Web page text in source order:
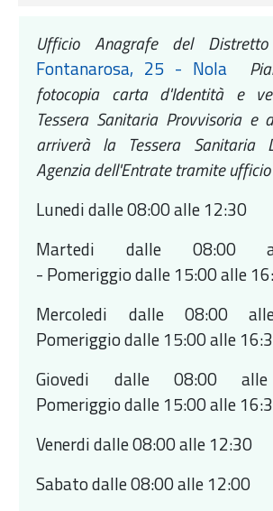
Ufficio Anagrafe del
Fontanarosa, 25 - Nola
fotocopia carta d'Identità e
Tessera Sanitaria Provvisoria e
arriverà la Tessera Sanitaria
Agenzia dell'Entrate tramite ufficio
Lunedi dalle 08:00 alle 12:30
Martedi dalle 08:00
- Pomeriggio dalle 15:00 alle
Mercoledi dalle 08:00
Pomeriggio dalle 15:00 alle
Giovedi dalle 08:00
Pomeriggio dalle 15:00 alle
Venerdi dalle 08:00 alle 12:30
Sabato dalle 08:00 alle 12:00